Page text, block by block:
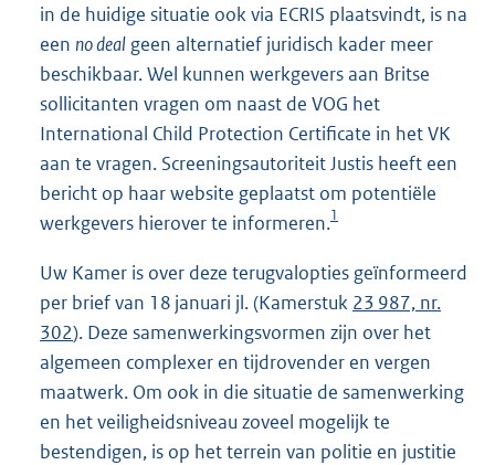
in de huidige situatie ook via ECRIS plaatsvindt, is na
een no deal geen alternatief juridisch kader meer
beschikbaar. Wel kunnen werkgevers aan Britse
sollicitanten vragen om naast de VOG het
International Child Protection Certificate in het VK
aan te vragen. Screeningsautoriteit Justis heeft een
bericht op haar website geplaatst om potentiële
werkgevers hierover te informeren.1
Uw Kamer is over deze terugvalopties geïnformeerd
per brief van 18 januari jl. (Kamerstuk 23 987, nr.
302). Deze samenwerkingsvormen zijn over het
algemeen complexer en tijdrovender en vergen
maatwerk. Om ook in die situatie de samenwerking
en het veiligheidsniveau zoveel mogelijk te
bestendigen, is op het terrein van politie en justitie